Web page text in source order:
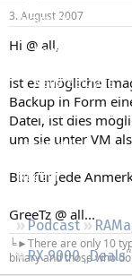
Aktuelles
Empfohlene
Neue Beiträge
Neueste
Leserartikel
Regeln
Podcast
RX 9000 „Deals“
m
3. August 2007
Hi @ all,
ist es mögliche
Backup in Form
Datei, ist dies
um sie unter VM
Bin für jede
GreeTz @ all...
╘►There are only 10
binary and those who